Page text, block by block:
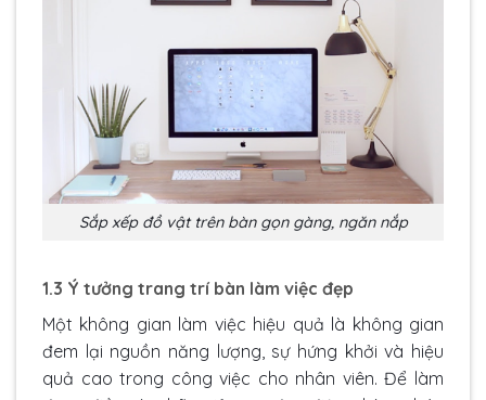
Sắp xếp đồ vật trên bàn gọn gàng, ngăn nắp
1.3 Ý tưởng trang trí bàn làm việc đẹp
Một không gian làm việc hiệu quả là không gian
đem lại nguồn năng lượng, sự hứng khởi và hiệu
quả cao trong công việc cho nhân viên. Để làm